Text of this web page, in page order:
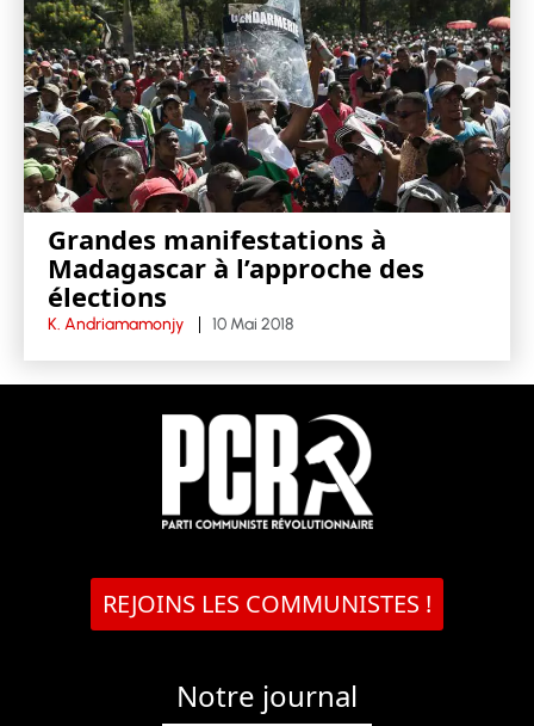
Grandes manifestations à
Madagascar à l’approche des
élections
K. Andriamamonjy 10 Mai 2018
REJOINS LES COMMUNISTES !
Notre journal